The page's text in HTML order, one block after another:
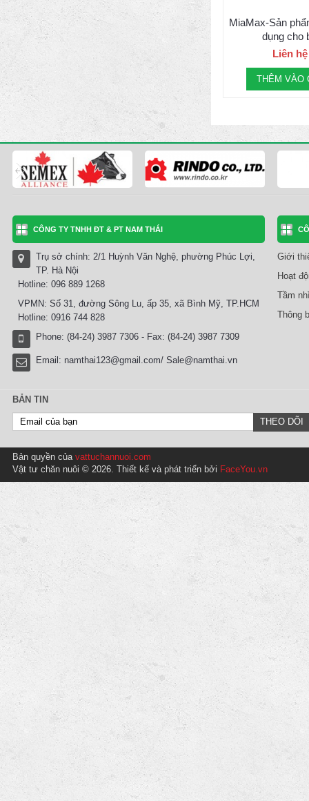
MiaMax-Sản
dụng cho
Liên hệ
THÊM VÀO
CÔNG TY TNHH ĐT & PT NAM THÁI
Trụ sở chính: 2/1 Huỳnh Văn Nghệ, phường Phúc Lợi,
TP. Hà Nội
Hotline: 096 889 1268
VPMN: Số 31, đường Sông Lu, ấp 35, xã Bình Mỹ, TP.HCM
Hotline: 0916 744 828
Phone: (84-24) 3987 7306 - Fax: (84-24) 3987 7309
Email: namthai123@gmail.com/ Sale@namthai.vn
Giới
Hoạt
Tầm
Thông
BẢN TIN
Bản quyền của vattuchannuoi.com
Vật tư chăn nuôi © 2026. Thiết kế và phát triển bởi FaceYou.vn